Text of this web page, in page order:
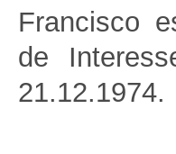
Francisco
de
21.12.1974.